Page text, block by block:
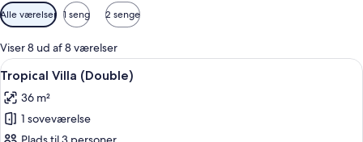
Tilgængelige
filtre
for
værelser
Alle værelser 1 seng 2 senge
Viser 8 ud af 8 værelser
Indlæs
alle
billeder
af
Et bambusindrettet værelse med
15
Tropical Villa (Double)
36 m²
1 soveværelse